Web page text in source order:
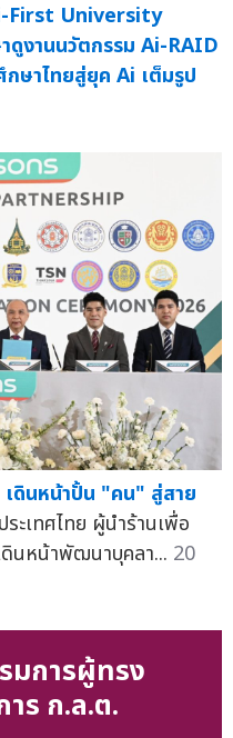
First University
งานนวัตกรรม Ai-RAID
ษาไทยสู่ยุค Ai เต็มรูป
ดินหน้าปั้น "คน" สู่สาย
ะเทศไทย ผู้นำร้านเพื่อ
นหน้าพัฒนาบุคลา... 20
มการผู้ทรง
ร ก.ล.ต.